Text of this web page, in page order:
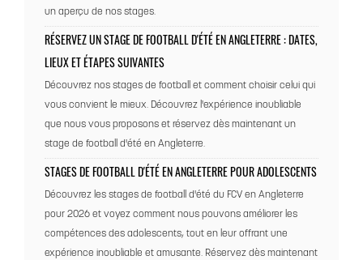
un aperçu de nos stages.
RÉSERVEZ UN STAGE DE FOOTBALL D'ÉTÉ EN ANGLETERRE : DATES,
LIEUX ET ÉTAPES SUIVANTES
Découvrez nos stages de football et comment choisir celui qui
vous convient le mieux. Découvrez l'expérience inoubliable
que nous vous proposons et réservez dès maintenant un
stage de football d'été en Angleterre.
STAGES DE FOOTBALL D'ÉTÉ EN ANGLETERRE POUR ADOLESCENTS
Découvrez les stages de football d'été du FCV en Angleterre
pour 2026 et voyez comment nous pouvons améliorer les
compétences des adolescents, tout en leur offrant une
expérience inoubliable et amusante. Réservez dès maintenant